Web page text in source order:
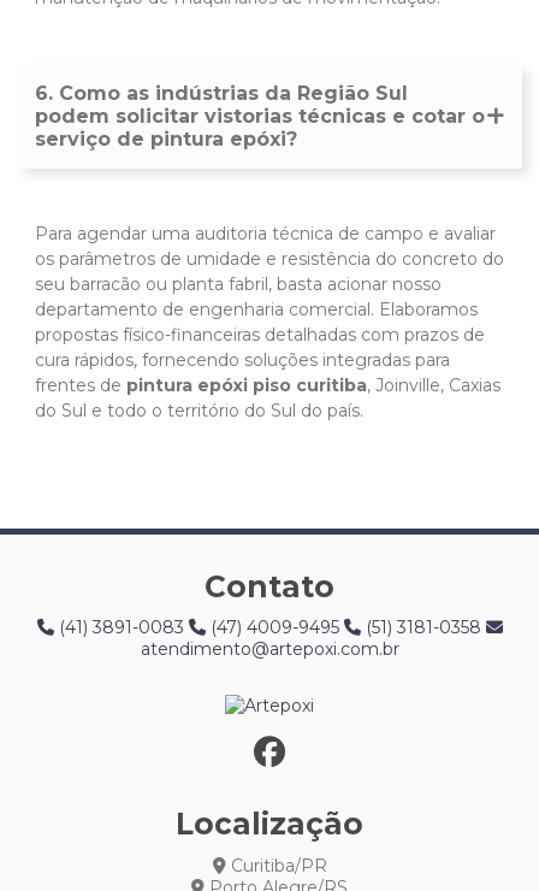
6. Como as indústrias da Região Sul
podem solicitar vistorias técnicas e cotar o
serviço de pintura epóxi?
Para agendar uma auditoria técnica de campo e avaliar
os parâmetros de umidade e resistência do concreto do
seu barracão ou planta fabril, basta acionar nosso
departamento de engenharia comercial. Elaboramos
propostas físico-financeiras detalhadas com prazos de
cura rápidos, fornecendo soluções integradas para
frentes de pintura epóxi piso curitiba, Joinville, Caxias
do Sul e todo o território do Sul do país.
Contato
(41) 3891-0083 (47) 4009-9495
(51) 3181-0358
atendimento@artepoxi.com.br
Localização
Curitiba/PR